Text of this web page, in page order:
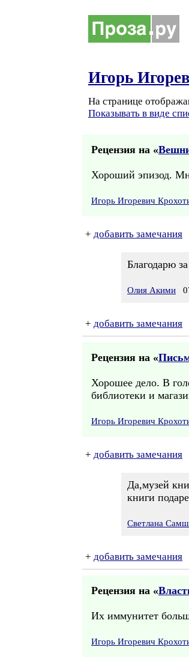
Игорь
На странице
Показывать в виде
Рецензия на «
Хороший эпизод.
Игорь Игоревич
+ добавить замечания
Благодарю
Олия Акими
+ добавить замечания
Рецензия на «
Хорошее дело. В
библиотеки и
Игорь Игоревич
+ добавить замечания
Да,музей
книги
Светлана
+ добавить замечания
Рецензия на «
Их иммунитет
Игорь Игоревич